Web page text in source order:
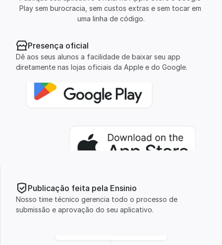
Play sem burocracia, sem custos extras e sem tocar em
uma linha de código.
Presença oficial
Dê aos seus alunos a facilidade de baixar seu app
diretamente nas lojas oficiais da Apple e do Google.
Publicação feita pela Ensinio
Nosso time técnico gerencia todo o processo de
submissão e aprovação do seu aplicativo.